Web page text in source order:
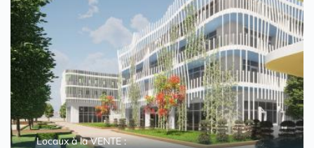
Locaux à la VENTE :